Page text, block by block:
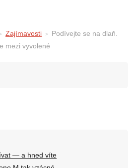
Zajímavosti
Podívejte se na dlaň.
mezi vyvolené
— a hned víte